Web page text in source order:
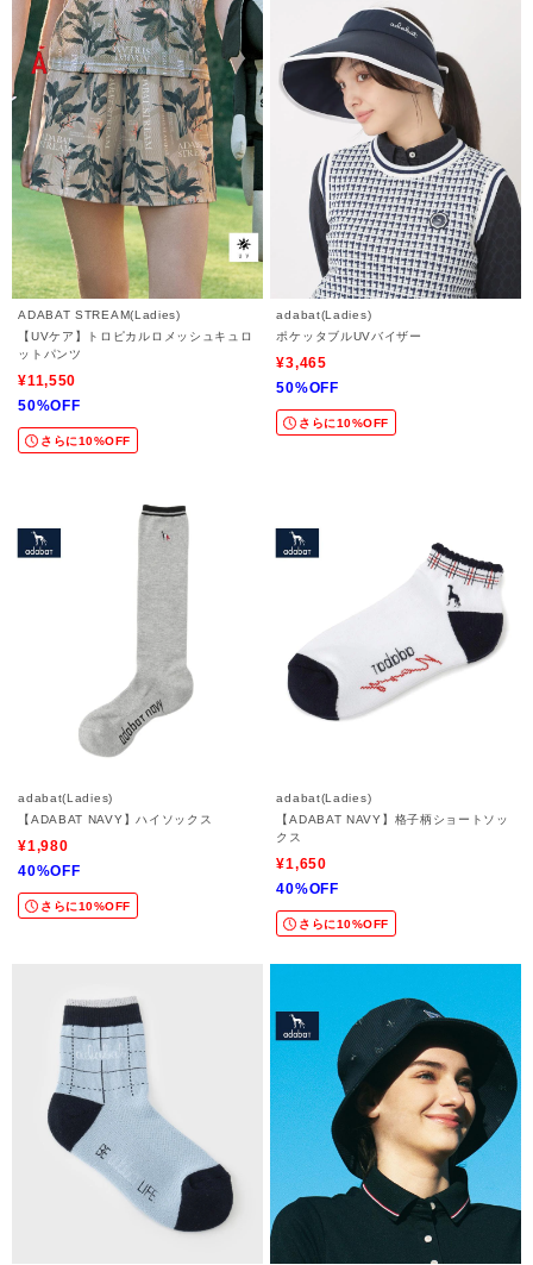
ADABAT STREAM(Ladies)
【UVケア】トロピカルロメッシュキュロ
ットパンツ
¥11,550
50%OFF
さらに10%OFF
adabat(Ladies)
ポケッタブルUVバイザー
¥3,465
50%OFF
さらに10%OFF
adabat(Ladies)
【ADABAT NAVY】ハイソックス
¥1,980
40%OFF
さらに10%OFF
adabat(Ladies)
【ADABAT NAVY】格子柄ショートソッ
クス
¥1,650
40%OFF
さらに10%OFF